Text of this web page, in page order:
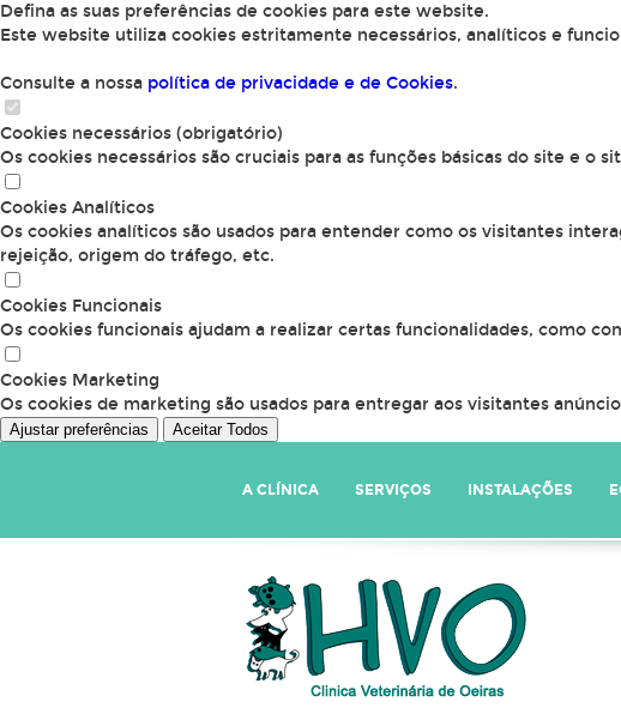
Defina as suas preferências de cookies para este website.
Este website utiliza cookies estritamente necessários, analíticos e
Consulte a nossa política de privacidade e de Cookies.
Cookies necessários (obrigatório)
Os cookies necessários são cruciais para as funções básicas do site e o
Cookies Analíticos
Os cookies analíticos são usados para entender como os visitantes
rejeição, origem do tráfego, etc.
Cookies Funcionais
Os cookies funcionais ajudam a realizar certas funcionalidades, como
Cookies Marketing
Os cookies de marketing são usados para entregar aos visitantes
Ajustar preferências Aceitar Todos
A CLÍNICA SERVIÇOS INSTALAÇÕES